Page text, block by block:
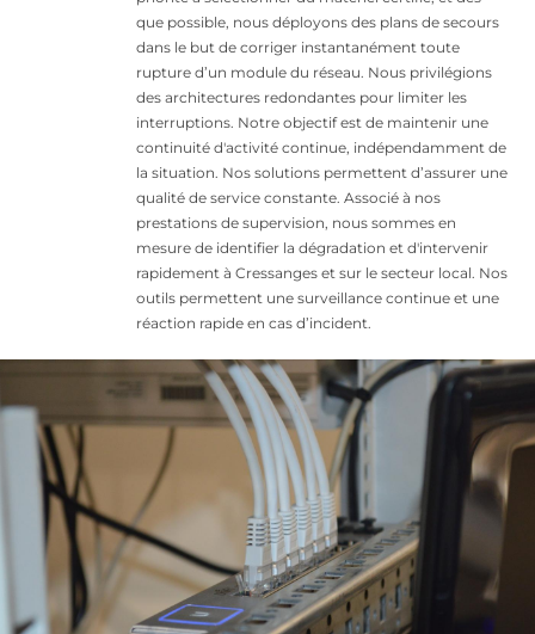
que possible, nous déployons des plans de secours
dans le but de corriger instantanément toute
rupture d’un module du réseau. Nous privilégions
des architectures redondantes pour limiter les
interruptions. Notre objectif est de maintenir une
continuité d'activité continue, indépendamment de
la situation. Nos solutions permettent d’assurer une
qualité de service constante. Associé à nos
prestations de supervision, nous sommes en
mesure de identifier la dégradation et d'intervenir
rapidement à Cressanges et sur le secteur local. Nos
outils permettent une surveillance continue et une
réaction rapide en cas d’incident.